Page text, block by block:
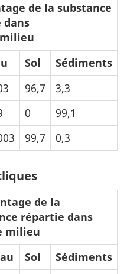
de la substance
dans
Sol
Sédiments
96,7
3,3
0
99,1
99,7 0,3
de la
répartie dans
milieu
Sol
Sédiments